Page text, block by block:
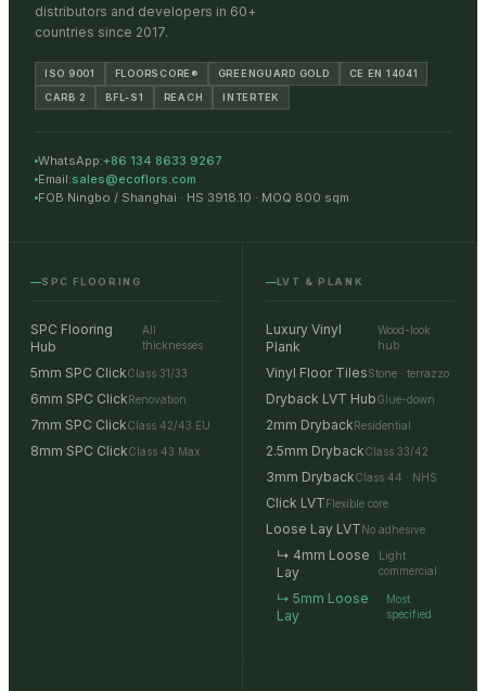
distributors and developers in 60+
countries since 2017.
ISO 9001 FLOORSCORE® GREENGUARD GOLD
CE EN 14041
CARB 2
BFL-S1 REACH INTERTEK
WhatsApp:+86 134 8633 9267
Email:sales@ecoflors.com
FOB Ningbo / Shanghai · HS 3918.10 · MOQ 800 sqm
SPC FLOORING
SPC Flooring
Hub
All
thicknesses
5mm SPC ClickClass 31/33
6mm SPC ClickRenovation
7mm SPC ClickClass 42/43 EU
8mm SPC ClickClass 43 Max
LVT & PLANK
Luxury Vinyl
Plank
Wood-look
hub
Vinyl Floor TilesStone · terrazzo
Dryback LVT HubGlue-down
2mm DrybackResidential
2.5mm DrybackClass 33/42
3mm DrybackClass 44 · NHS
Click LVTFlexible core
Loose Lay LVTNo adhesive
↳ 4mm Loose
Lay
Light
commercial
↳ 5mm Loose
Lay
Most
specified